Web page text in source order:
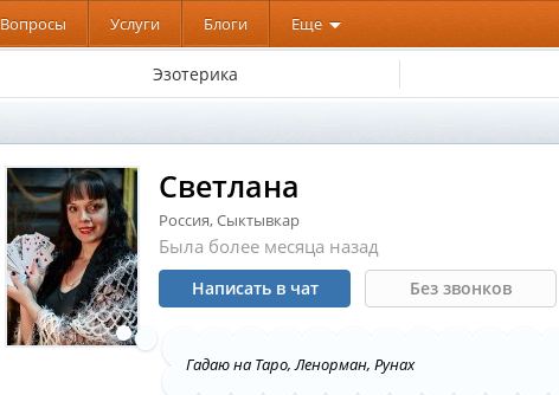
Вопросы Услуги Блоги Еще
Эзотерика
Светлана
Россия, Сыктывкар
Была более месяца назад
Написать в чат Без звонков
Гадаю на Таро, Ленорман, Рунах